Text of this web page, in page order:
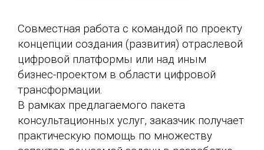
Совместная работа с командой по проекту
концепции создания (развития) отраслевой
цифровой платформы или над иным
бизнес-проектом в области цифровой
трансформации.
В рамках предлагаемого пакета
консультационных услуг, заказчик получает
практическую помощь по множеству